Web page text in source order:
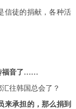
信徒的捐献，各种活
福音了……
往韩国总会了？
来承担的，那么捐到